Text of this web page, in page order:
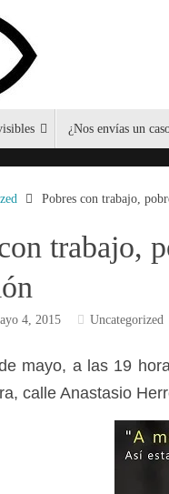
¿Nos envías un
Pobres con trabajo,
trabajo,
4, 2015 Uncategorized
mayo, a las 19
calle Anastasio